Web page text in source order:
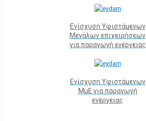
Ενίσχυση Υφιστάμενων
Μεγάλων επιχειρήσεων
για παραγωγή ενέργειας
Ενίσχυση Υφιστάμενων
ΜμΕ για παραγωγή
ενέργειας